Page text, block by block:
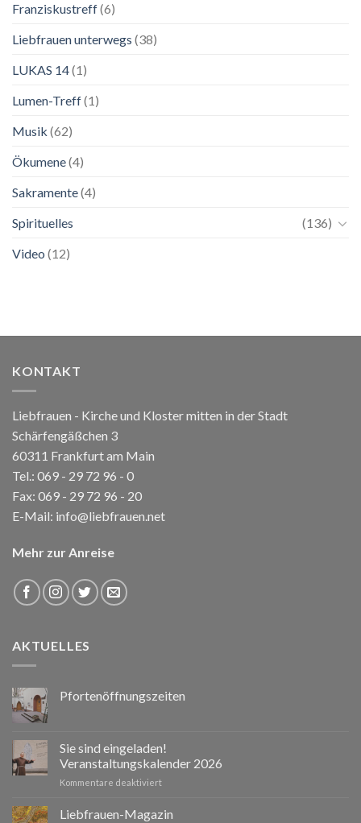
Franziskustreff(6)
Liebfrauen unterwegs (38)
LUKAS 14(1)
Lumen-Treff(1)
Musik (62)
Ökumene(4)
Sakramente(4)
Spirituelles
(136)
Video (12)
KONTAKT
Liebfrauen - Kirche und Kloster mitten in der Stadt
Schärfengäßchen 3
60311 Frankfurt am Main
Tel.: 069 - 29 72 96 - 0
Fax: 069 - 29 72 96 - 20
E-Mail: info@liebfrauen.net
Mehr zur Anreise
AKTUELLES
Pfortenöffnungszeiten
Sie sind eingeladen!
Veranstaltungskalender 2026
Kommentare deaktiviertfür
sind
Liebfrauen-Magazin